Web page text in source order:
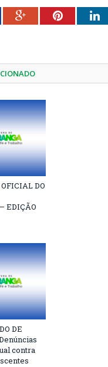
Google+Pinterest
DO
EDIÇÃO
DE
contra